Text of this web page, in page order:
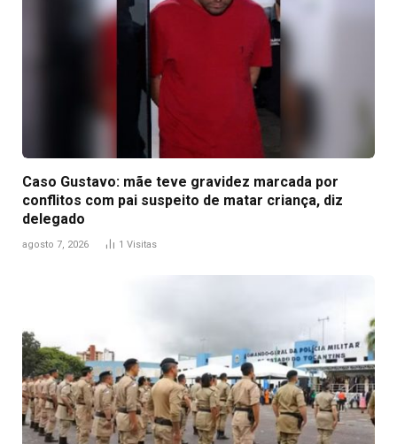
Caso Gustavo: mãe teve gravidez marcada por
conflitos com pai suspeito de matar criança, diz
delegado
agosto 7, 2026 1 Visitas